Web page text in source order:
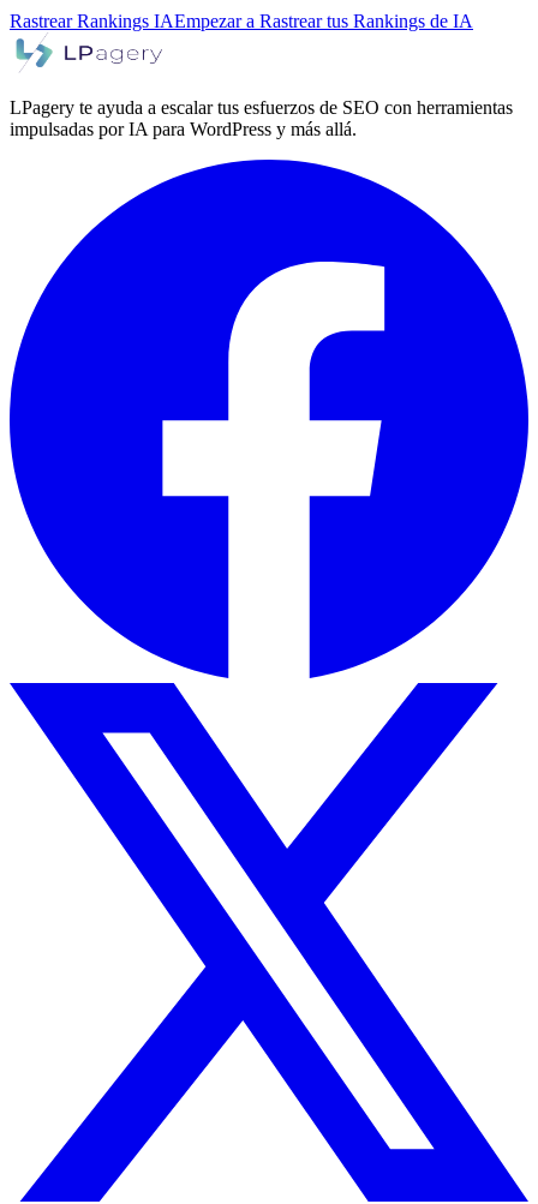
Rastrear Rankings IAEmpezar a Rastrear tus Rankings de IA
LPagery te ayuda a escalar tus esfuerzos de SEO con herramientas
impulsadas por IA para WordPress y más allá.